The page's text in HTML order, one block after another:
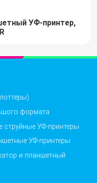
УФ-принтер,
формата
УФ-принтеры
УФ-принтеры
и планшетный